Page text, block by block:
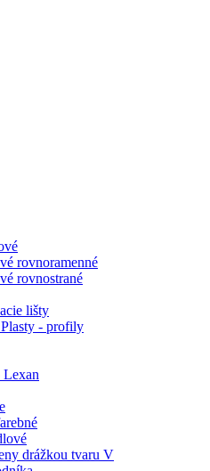
rovnoramenné
rovnostrané
lišty
- profily
Lexan
drážkou tvaru V